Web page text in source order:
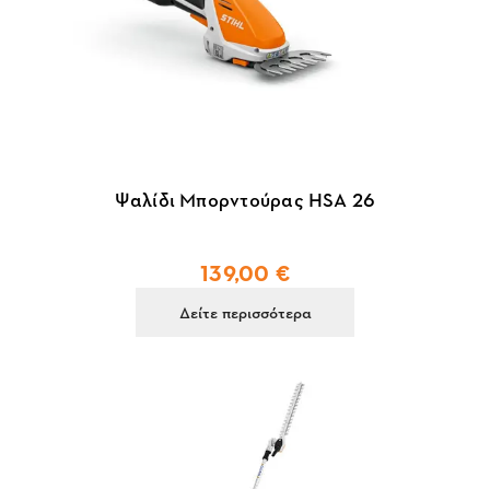
Ψαλίδι Μπορντούρας HSA 26
139,00 €
Δείτε περισσότερα